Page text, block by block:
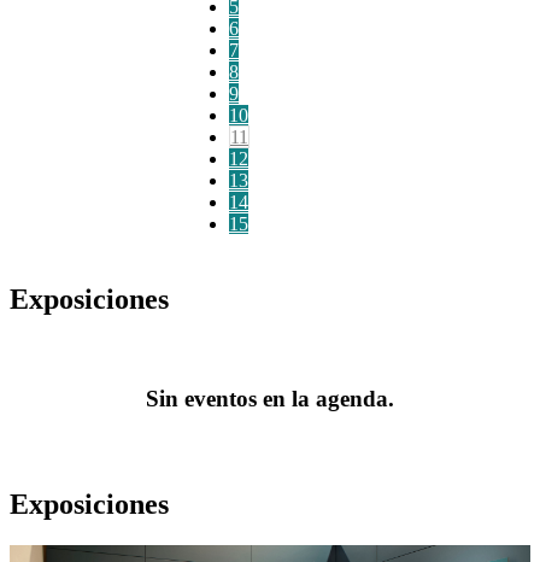
5
6
7
8
9
10
11
12
13
14
15
Exposiciones
Sin eventos en la agenda.
Exposiciones